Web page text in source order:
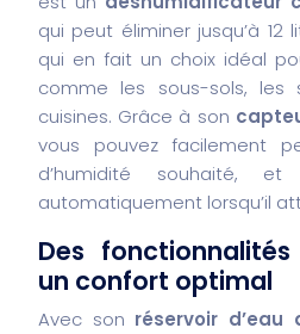
qui peut éliminer jusqu’à 12
qui en fait un choix idéal
comme les sous-sols,
cuisines. Grâce à son
vous pouvez facilement
d’humidité souhaité, et
automatiquement lorsqu’il
Des
un confort optimal
Avec son réservoir